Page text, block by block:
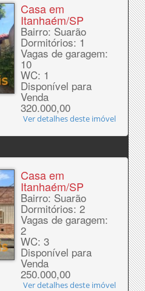
Casa em
Itanhaém/SP
Bairro: Suarão
Dormitórios: 1
Vagas de garagem:
10
WC: 1
Disponível para
Venda
320.000,00
Ver detalhes deste imóvel
Casa em
Itanhaém/SP
Bairro: Suarão
Dormitórios: 2
Vagas de garagem:
2
WC: 3
Disponível para
Venda
250.000,00
Ver detalhes deste imóvel